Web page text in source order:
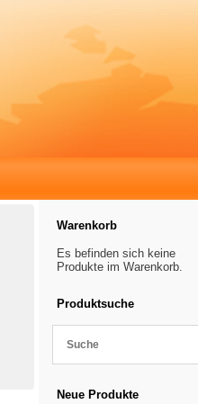
Warenkorb
Es befinden sich keine
Produkte im Warenkorb.
Produktsuche
Neue Produkte